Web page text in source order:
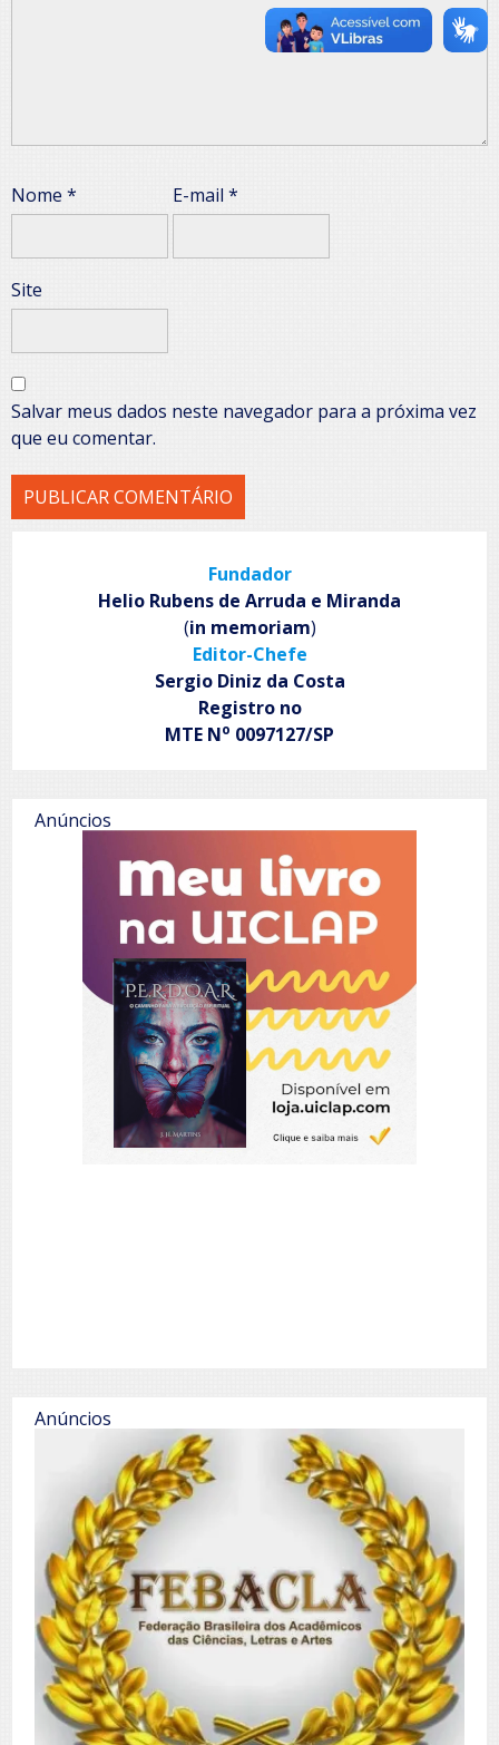
Nome * E-mail*
Site
Salvar meus dados neste navegador para a próxima vez
que eu comentar.
Fundador
Helio Rubens de Arruda e Miranda
(in memoriam)
Editor-Chefe
Sergio Diniz da Costa
Registro no
MTE No 0097127/SP
Anúncios
Anúncios